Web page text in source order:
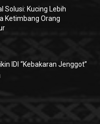
Solusi: Kucing Lebih
Ketimbang Orang
IDI “Kebakaran Jenggot”